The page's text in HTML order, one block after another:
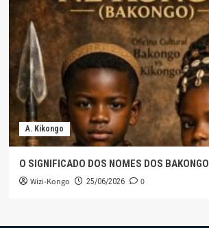
A. Kikongo
O SIGNIFICADO DOS NOMES DOS BAKONGO
Wizi-Kongo 25/06/2026 0